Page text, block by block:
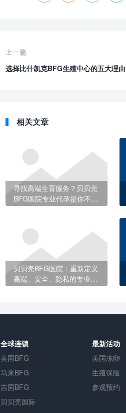
上一篇
选择比什凯克BFG生殖中心的五大理由
相关文章
寻找高端生育服务？贝贝壳
BFG医院专业代孕是你不二
贝贝壳BFG医院：重新定义
高端、安全、隐私的专业代
全球连锁
美国BFG
马来BFG
吉国BFG
贝贝壳国际
最新活动
美国冻卵
生殖保险
参观预约